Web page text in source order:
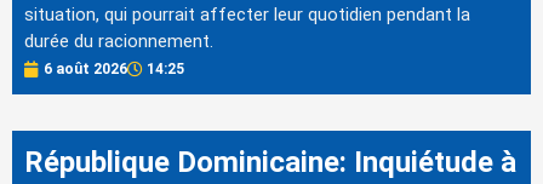
situation, qui pourrait affecter leur quotidien pendant la
durée du racionnement.
6 août 2026 14:25
République Dominicaine: Inquiétude à